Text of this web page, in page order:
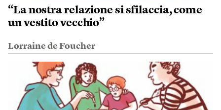
“La nostra relazione si sfilaccia, come
un vestito vecchio”
Lorraine de Foucher